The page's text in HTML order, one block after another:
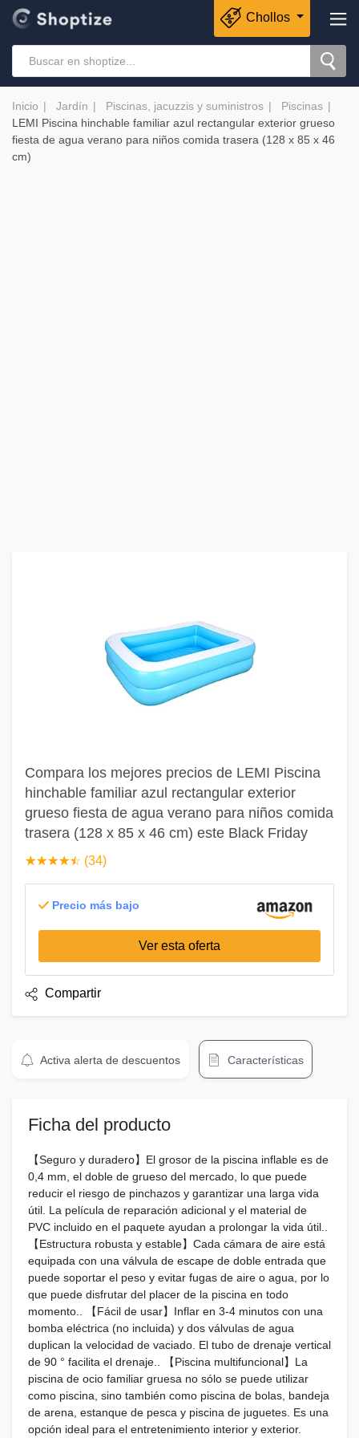
Chollos
Inicio Jardín Piscinas, jacuzzis y suministros
Piscinas
LEMI Piscina hinchable familiar azul rectangular exterior grueso
fiesta de agua verano para niños comida trasera (128 x 85 x 46
cm)
Compara los mejores precios de LEMI Piscina
hinchable familiar azul rectangular exterior
grueso fiesta de agua verano para niños comida
trasera (128 x 85 x 46 cm) este Black Friday
☆☆☆☆☆
★★★★★ (34)
Precio más bajo
Ver esta oferta
Compartir
Activa alerta de descuentos Características
Ficha del producto
【Seguro y duradero】El grosor de la piscina inflable es de
0,4 mm, el doble de grueso del mercado, lo que puede
reducir el riesgo de pinchazos y garantizar una larga vida
útil. La película de reparación adicional y el material de
PVC incluido en el paquete ayudan a prolongar la vida útil..
【Estructura robusta y estable】Cada cámara de aire está
equipada con una válvula de escape de doble entrada que
puede soportar el peso y evitar fugas de aire o agua, por lo
que puede disfrutar del placer de la piscina en todo
momento.. 【Fácil de usar】Inflar en 3-4 minutos con una
bomba eléctrica (no incluida) y dos válvulas de agua
duplican la velocidad de vaciado. El tubo de drenaje vertical
de 90 ° facilita el drenaje.. 【Piscina multifuncional】La
piscina de ocio familiar gruesa no sólo se puede utilizar
como piscina, sino también como piscina de bolas, bandeja
de arena, estanque de pesca y piscina de juguetes. Es una
opción ideal para el entretenimiento interior y exterior.